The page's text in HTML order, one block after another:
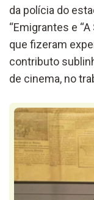
da polícia do
“Emigrantes e
que fizeram
contributo
de cinema, no